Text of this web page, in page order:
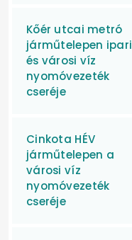
Kőér utcai metró
járműtelepen ipari
és városi víz
nyomóvezeték
cseréje
Cinkota HÉV
járműtelepen a
városi víz
nyomóvezeték
cseréje